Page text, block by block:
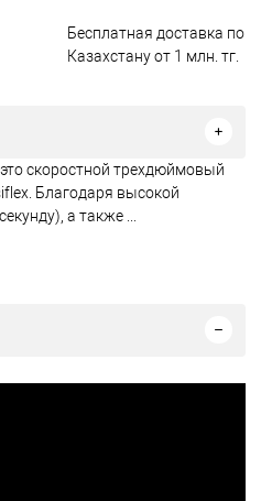
Бесплатная доставка по
Казахстану от 1 млн. тг.
скоростной трехдюймовый
Благодаря высокой
а также ...